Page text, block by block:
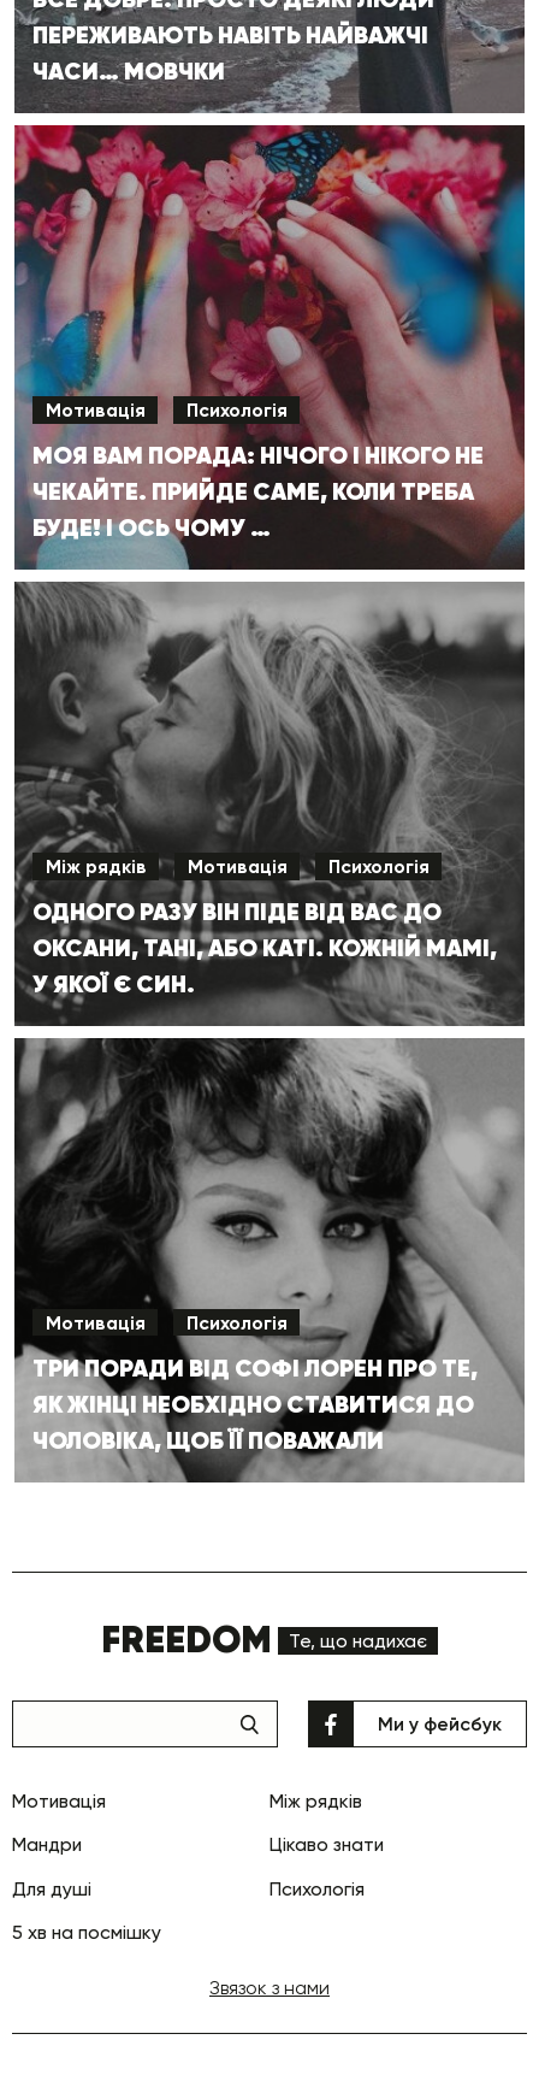
ПЕРЕЖИВАЮТЬ НАВІТЬ НАЙВАЖЧІ
ЧАСИ… МОВЧКИ
Мотивація Психологія
МОЯ ВАМ ПОРАДА: НІЧОГО І НІКОГО НЕ
ЧЕКАЙТЕ. ПРИЙДЕ САМЕ, КОЛИ ТРЕБА
БУДЕ! І ОСЬ ЧОМУ …
Між рядків Мотивація Психологія
ОДНОГО РАЗУ ВІН ПІДЕ ВІД ВАС ДО
ОКСАНИ, ТАНІ, АБО КАТІ. КОЖНІЙ МАМІ,
У ЯКОЇ Є СИН.
Мотивація Психологія
ТРИ ПОРАДИ ВІД СОФІ ЛОРЕН ПРО ТЕ,
ЯК ЖІНЦІ НЕОБХІДНО СТАВИТИСЯ ДО
ЧОЛОВІКА, ЩОБ ЇЇ ПОВАЖАЛИ
FREEDOM Те, що надихає
Мотивація
Між рядків
Мандри
Цікаво знати
Для душі
Психологія
5 хв на посмішку
Ми у фейсбук
Звязок з нами